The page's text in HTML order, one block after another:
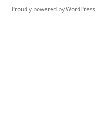
Proudly powered by WordPress